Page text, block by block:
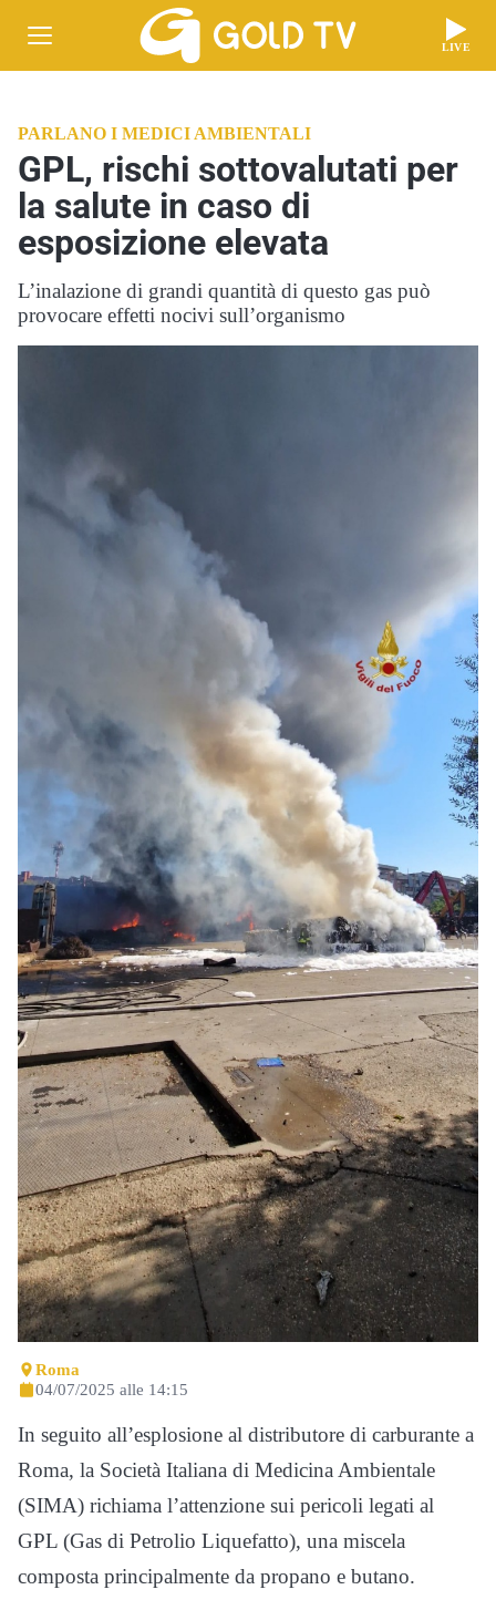
LIVE
PARLANO I MEDICI AMBIENTALI
GPL, rischi sottovalutati per
la salute in caso di
esposizione elevata
L’inalazione di grandi quantità di questo gas può
provocare effetti nocivi sull’organismo
Roma
04/07/2025 alle 14:15
In seguito all’esplosione al distributore di carburante a
Roma, la Società Italiana di Medicina Ambientale
(SIMA) richiama l’attenzione sui pericoli legati al
GPL (Gas di Petrolio Liquefatto), una miscela
composta principalmente da propano e butano.